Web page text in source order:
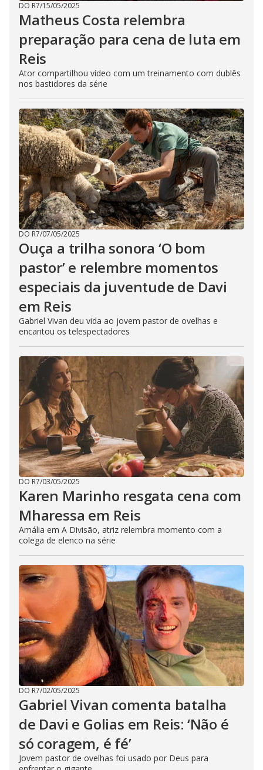
DO R7/15/05/2025
Matheus Costa relembra
preparação para cena de luta em
Reis
Ator compartilhou vídeo com um treinamento com dublês
nos bastidores da série
DO R7/07/05/2025
Ouça a trilha sonora ‘O bom
pastor’ e relembre momentos
especiais da juventude de Davi
em Reis
Gabriel Vivan deu vida ao jovem pastor de ovelhas e
encantou os telespectadores
DO R7/03/05/2025
Karen Marinho resgata cena com
Mharessa em Reis
Amália em A Divisão, atriz relembra momento com a
colega de elenco na série
DO R7/02/05/2025
Gabriel Vivan comenta batalha
de Davi e Golias em Reis: ‘Não é
só coragem, é fé’
Jovem pastor de ovelhas foi usado por Deus para